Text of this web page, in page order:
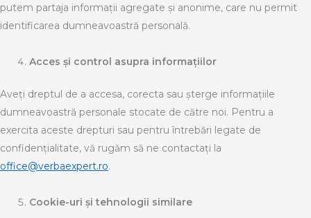
putem partaja informații agregate și anonime, care nu permit
identificarea dumneavoastră personală.
Acces și control asupra informațiilor
Aveți dreptul de a accesa, corecta sau șterge informațiile
dumneavoastră personale stocate de către noi. Pentru a
exercita aceste drepturi sau pentru întrebări legate de
confidențialitate, vă rugăm să ne contactați la
office@verbaexpert.ro.
Cookie-uri și tehnologii similare